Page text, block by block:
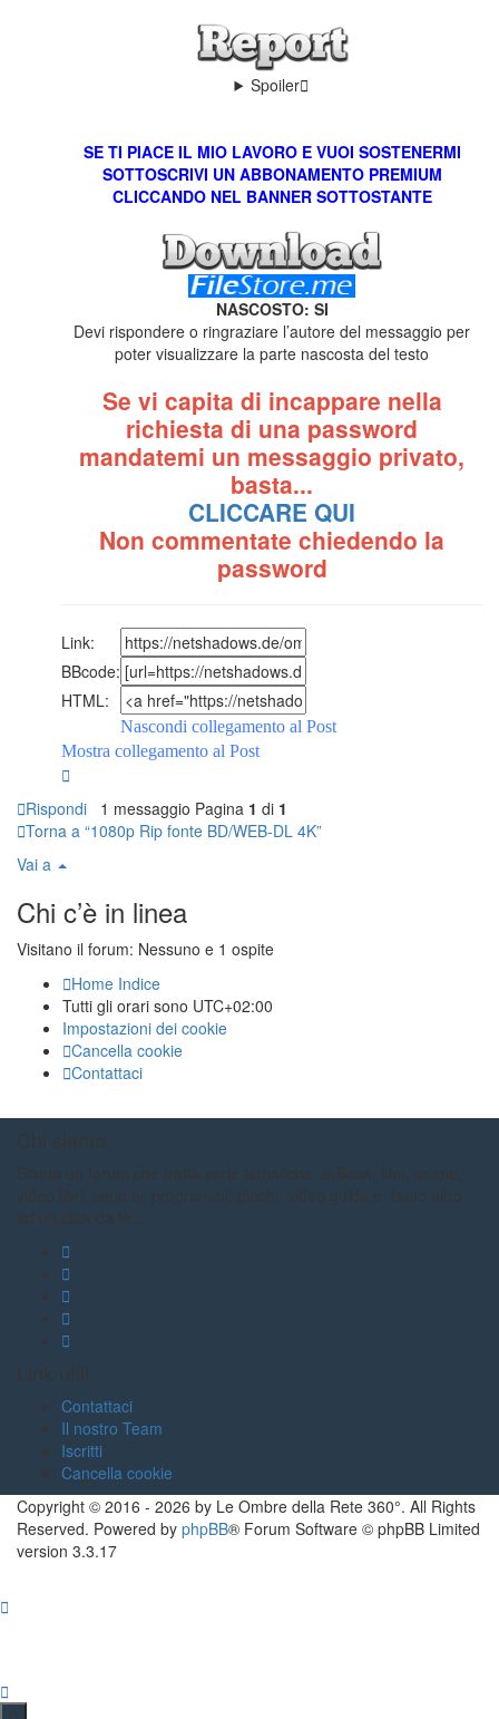
Spoiler
SE TI PIACE IL MIO LAVORO E VUOI SOSTENERMI
SOTTOSCRIVI UN ABBONAMENTO PREMIUM
CLICCANDO NEL BANNER SOTTOSTANTE
NASCOSTO: SI
Devi rispondere o ringraziare l’autore del messaggio per
poter visualizzare la parte nascosta del testo
Se vi capita di incappare nella
richiesta di una password
mandatemi un messaggio privato,
basta...
CLICCARE QUI
Non commentate chiedendo la
password
Link:
BBcode:
HTML:
Nascondi collegamento al Post
Mostra collegamento al Post
Rispondi 1 messaggio Pagina 1 di 1
Torna a “1080p Rip fonte BD/WEB-DL 4K”
Vai a
Chi c’è in linea
Visitano il forum: Nessuno e 1 ospite
Home Indice
Tutti gli orari sono UTC+02:00
Impostazioni dei cookie
Cancella cookie
Contattaci
Chi siamo
Siamo un forum che tratta varie tematiche: e-Book, film, anime,
video libri, serie tv, programmi, giochi, video guide e, tanto altro
ad un click da te...
Contattaci
Il nostro Team
Iscritti
Cancella cookie
Copyright © 2016 - 2026 by Le Ombre della Rete 360°. All Rights
Reserved. Powered by phpBB® Forum Software © phpBB Limited
version 3.3.17